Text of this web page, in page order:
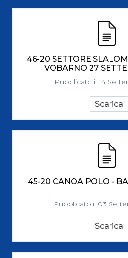
46-20 SETTORE
VOBARNO 27
Pubblicato il 14
Scarica
45-20 CANOA POLO -
Pubblicato il 03
Scarica